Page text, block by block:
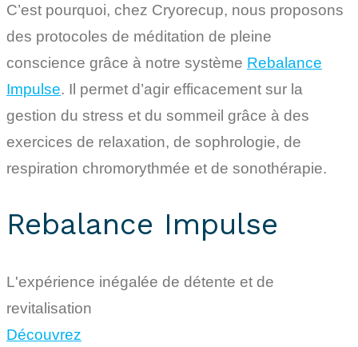
C’est pourquoi, chez Cryorecup, nous proposons
des protocoles de méditation de pleine
conscience grâce à notre système Rebalance
Impulse. Il permet d’agir efficacement sur la
gestion du stress et du sommeil grâce à des
exercices de relaxation, de sophrologie, de
respiration chromorythmée et de sonothérapie.
Rebalance Impulse
L'expérience inégalée de détente et de
revitalisation
Découvrez